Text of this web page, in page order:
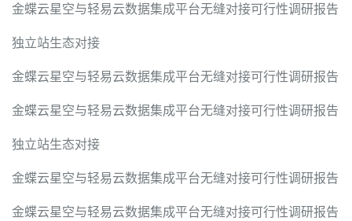
金蝶云星空与轻易云数据集成平台无缝对接可行性调研报告
独立站生态对接
金蝶云星空与轻易云数据集成平台无缝对接可行性调研报告
金蝶云星空与轻易云数据集成平台无缝对接可行性调研报告
独立站生态对接
金蝶云星空与轻易云数据集成平台无缝对接可行性调研报告
金蝶云星空与轻易云数据集成平台无缝对接可行性调研报告